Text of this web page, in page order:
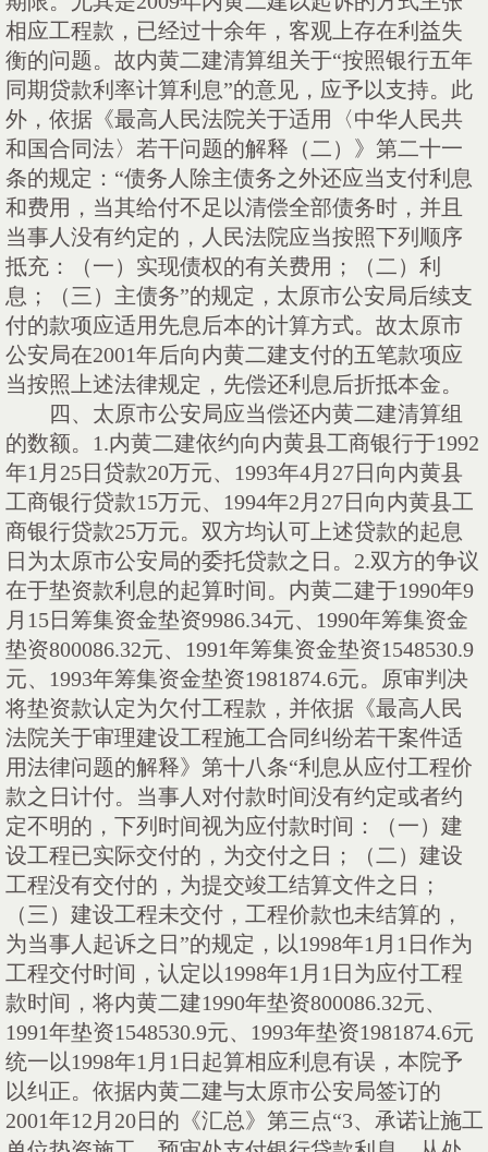
相应工程款，已经过十余年，客观上存在利益失
衡的问题。故内黄二建清算组关于“按照银行五年
同期贷款利率计算利息”的意见，应予以支持。此
外，依据《最高人民法院关于适用〈中华人民共
和国合同法〉若干问题的解释（二）》第二十一
条的规定：“债务人除主债务之外还应当支付利息
和费用，当其给付不足以清偿全部债务时，并且
当事人没有约定的，人民法院应当按照下列顺序
抵充：（一）实现债权的有关费用；（二）利
息；（三）主债务”的规定，太原市公安局后续支
付的款项应适用先息后本的计算方式。故太原市
公安局在2001年后向内黄二建支付的五笔款项应
当按照上述法律规定，先偿还利息后折抵本金。
四、 太原市公安局应当偿还内黄二建清算组
的数额。
1.内黄二建依约向内黄县工商银行于1992
年1 月 25日贷款20万元、 1993年4月 27日向内黄县
工商银行贷款15万元、 1994年2 月 27日向内黄县工
商银行贷款25万元。双方均认可上述贷款的起息
日为太原市公安局的委托贷款之日。 2.双方的争议
在于垫资款利息的起算时间。内黄二建于1990年9
月 15日筹集资金垫资9986.34元、 1990年筹集资金
垫资800086.32元、 1991年筹集资金垫资1548530.9
元、
1993年筹集资金垫资1981874.6元。原审判决
将垫资款认定为欠付工程款，并依据《最高人民
法院关于审理建设工程施工合同纠纷若干案件适
用法律问题的解释》第十八条“利息从应付工程价
款之日计付。当事人对付款时间没有约定或者约
定不明的，下列时间视为应付款时间：（一）建
设工程已实际交付的，为交付之日；（二）建设
工程没有交付的，为提交竣工结算文件之日；
（三）建设工程未交付，工程价款也未结算的，
为当事人起诉之日”的规定，以1998年1 月 1 日作为
工程交付时间，认定以1998年1 月 1 日为应付工程
款时间，将内黄二建1990年垫资800086.32元、
1991年垫资1548530.9元、 1993年垫资1981874.6元
统一以1998年1 月 1 日起算相应利息有误，本院予
以纠正。依据内黄二建与太原市公安局签订的
2001年12 月 20日的《汇总》第三点“3、承诺让施工